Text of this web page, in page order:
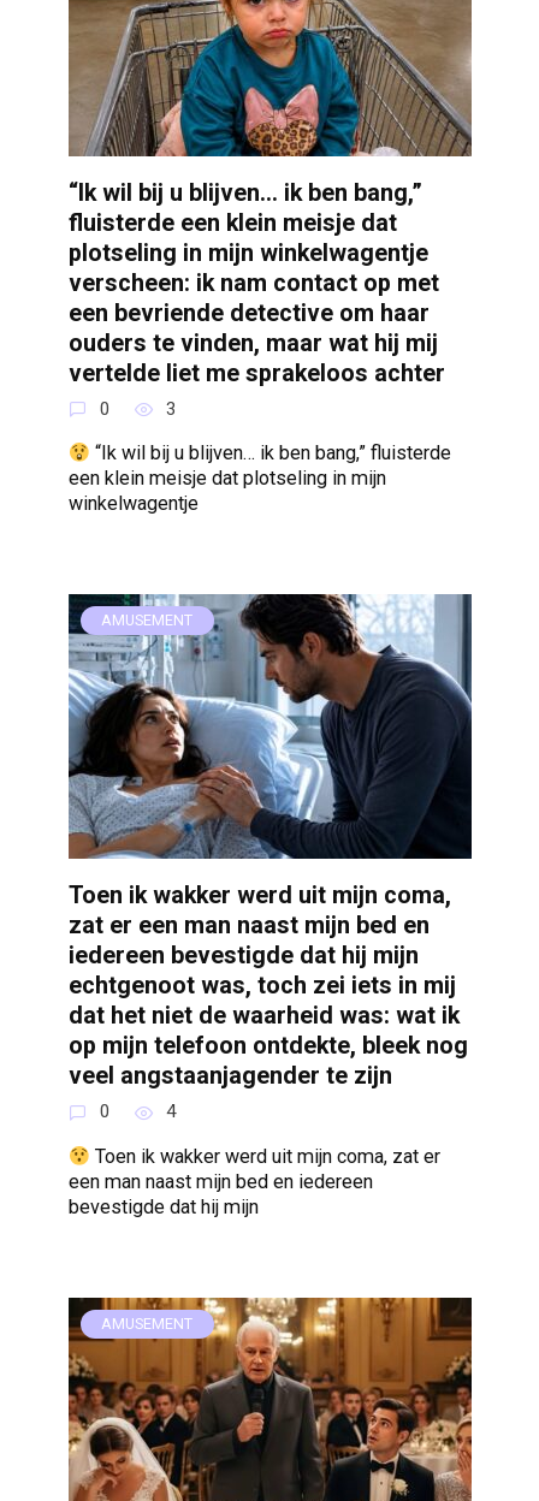
“Ik wil bij u blijven… ik ben bang,”
fluisterde een klein meisje dat
plotseling in mijn winkelwagentje
verscheen: ik nam contact op met
een bevriende detective om haar
ouders te vinden, maar wat hij mij
vertelde liet me sprakeloos achter
0 3
“Ik wil bij u blijven… ik ben bang,” fluisterde
een klein meisje dat plotseling in mijn
winkelwagentje
AMUSEMENT
Toen ik wakker werd uit mijn coma,
zat er een man naast mijn bed en
iedereen bevestigde dat hij mijn
echtgenoot was, toch zei iets in mij
dat het niet de waarheid was: wat ik
op mijn telefoon ontdekte, bleek nog
veel angstaanjagender te zijn
0 4
Toen ik wakker werd uit mijn coma, zat er
een man naast mijn bed en iedereen
bevestigde dat hij mijn
AMUSEMENT